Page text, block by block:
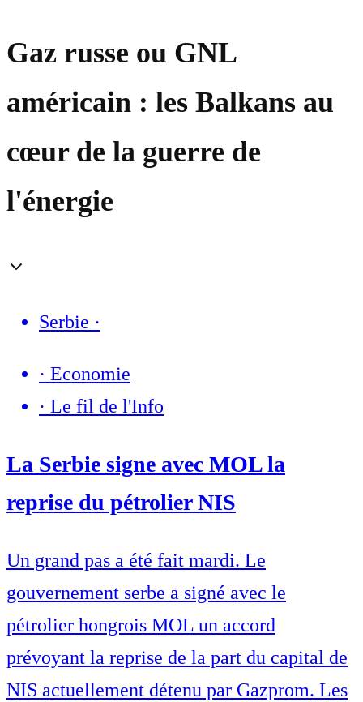
Gaz russe ou GNL
américain : les Balkans au
cœur de la guerre de
l'énergie
Serbie ·
· Economie
· Le fil de l'Info
La Serbie signe avec MOL la
reprise du pétrolier NIS
Un grand pas a été fait mardi. Le
gouvernement serbe a signé avec le
pétrolier hongrois MOL un accord
prévoyant la reprise de la part du capital de
NIS actuellement détenu par Gazprom. Les